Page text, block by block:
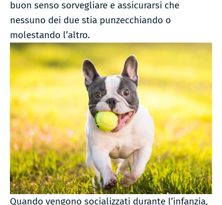
buon senso sorvegliare e assicurarsi che
nessuno dei due stia punzecchiando o
molestando l’altro.
Quando vengono socializzati durante l’infanzia,